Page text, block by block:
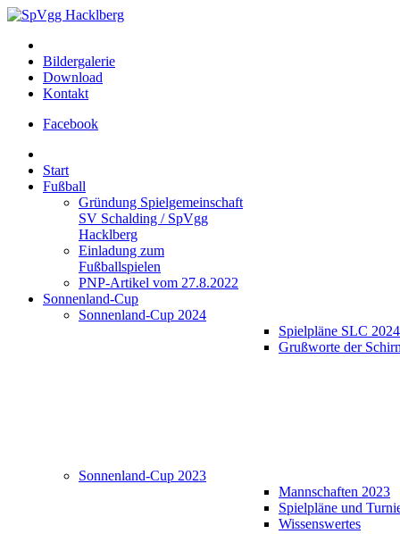
Bildergalerie
Download
Kontakt
Facebook
Start
Fußball
Gründung Spielgemeinschaft
SV Schalding / SpVgg
Hacklberg
Einladung zum
Fußballspielen
PNP-Artikel vom 27.8.2022
Sonnenland-Cup
Sonnenland-Cup 2024
Spielpläne SLC 2024
Grußworte der
Sonnenland-Cup 2023
Mannschaften 2023
Spielpläne und
Wissenswertes